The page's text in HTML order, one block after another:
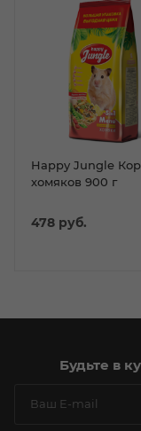
Happy Jungle
хомяков 900 г
478 руб.
Будьте в